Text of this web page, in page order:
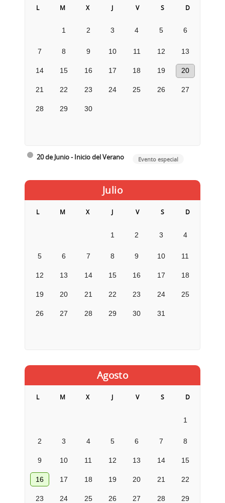
L M X J V S D
1 2 3 4 5 6
7 8 9 10 11 12 13
14 15 16 17 18 19 20
21 22 23 24 25 26 27
28 29 30
20 de Junio - Inicio del Verano Evento especial
Julio
L M X J V S D
1 2 3 4
5 6 7 8 9 10 11
12 13 14 15 16 17 18
19 20 21 22 23 24 25
26 27 28 29 30 31
Agosto
L M X J V S D
1
2 3 4 5 6 7 8
9 10 11 12 13 14 15
16 17 18 19 20 21 22
23 24 25 26 27 28 29